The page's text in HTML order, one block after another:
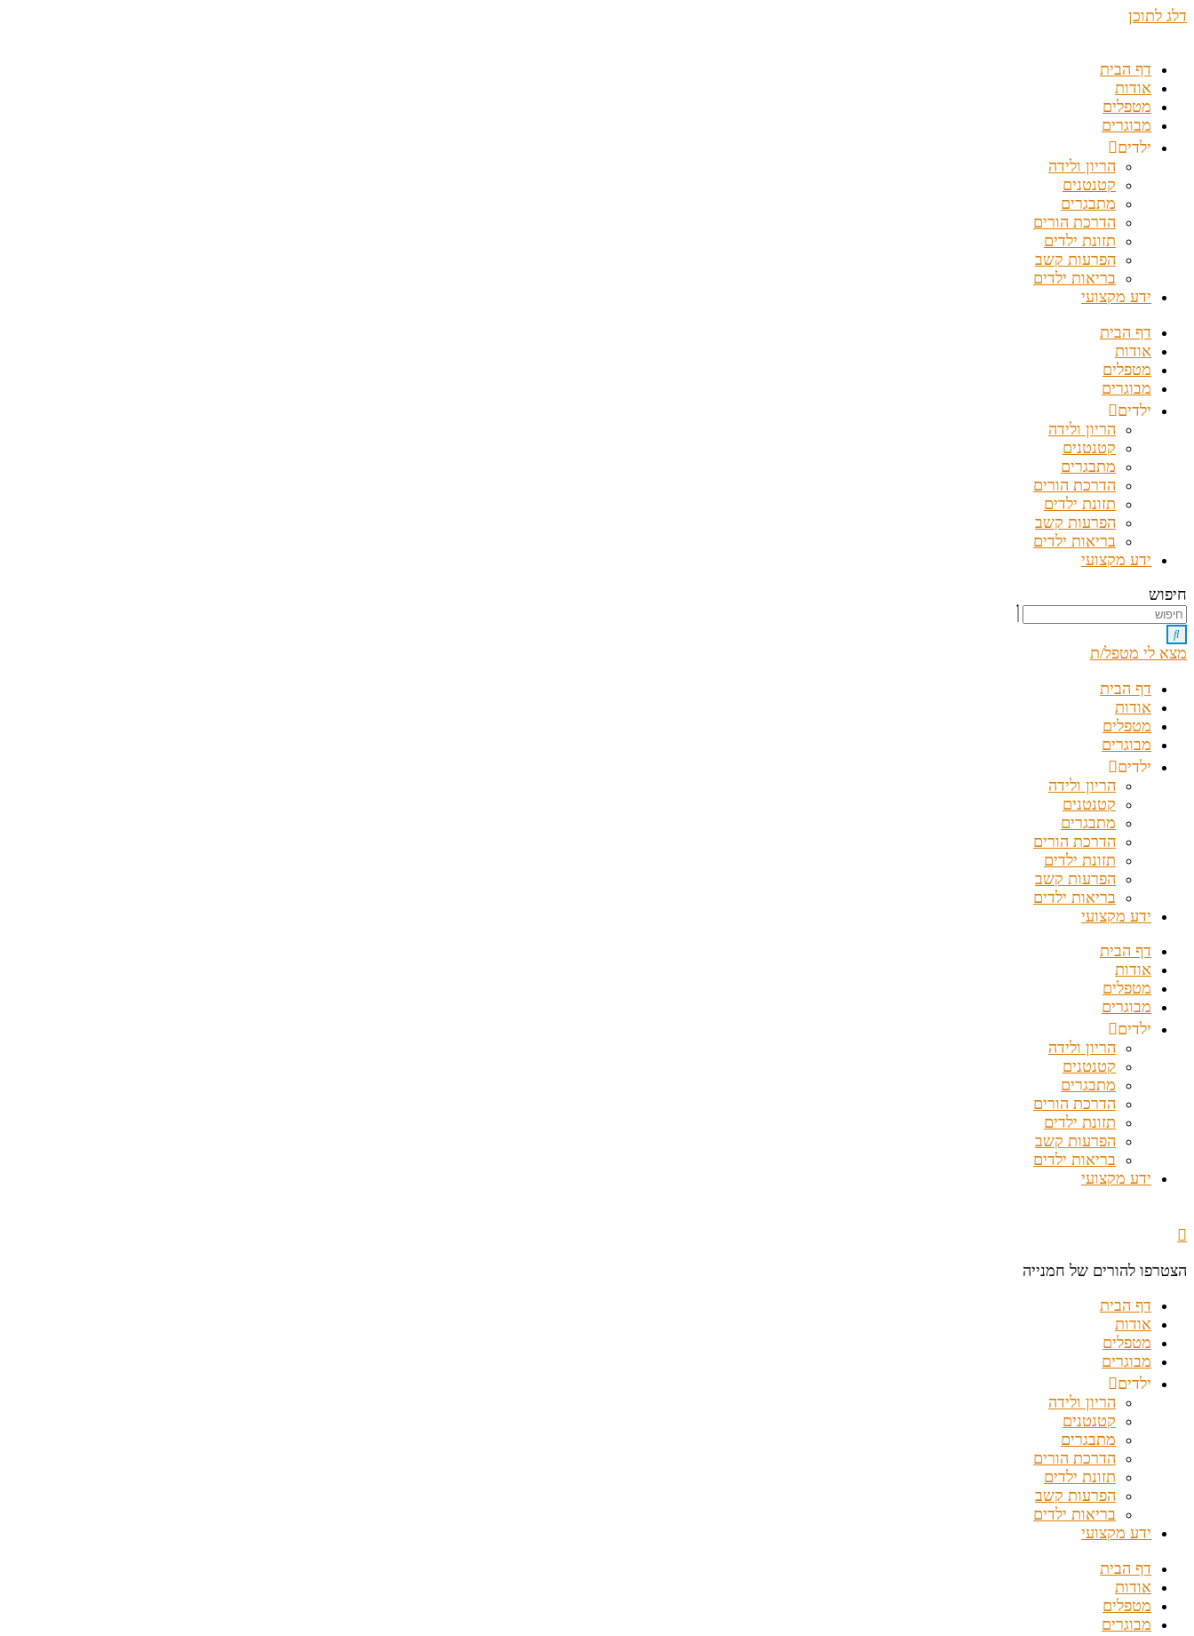
דלג לתוכן
דף הבית
אודות
מטפלים
מבוגרים
ילדים
הריון ולידה
קטנטנים
מתבגרים
הדרכת הורים
תזונת ילדים
הפרעות קשב
בריאות ילדים
ידע מקצועי
דף הבית
אודות
מטפלים
מבוגרים
ילדים
הריון ולידה
קטנטנים
מתבגרים
הדרכת הורים
תזונת ילדים
הפרעות קשב
בריאות ילדים
ידע מקצועי
חיפוש
מצא לי מטפל/ת
דף הבית
אודות
מטפלים
מבוגרים
ילדים
הריון ולידה
קטנטנים
מתבגרים
הדרכת הורים
תזונת ילדים
הפרעות קשב
בריאות ילדים
ידע מקצועי
דף הבית
אודות
מטפלים
מבוגרים
ילדים
הריון ולידה
קטנטנים
מתבגרים
הדרכת הורים
תזונת ילדים
הפרעות קשב
בריאות ילדים
ידע מקצועי
הצטרפו להורים של חמנייה
דף הבית
אודות
מטפלים
מבוגרים
ילדים
הריון ולידה
קטנטנים
מתבגרים
הדרכת הורים
תזונת ילדים
הפרעות קשב
בריאות ילדים
ידע מקצועי
דף הבית
אודות
מטפלים
מבוגרים